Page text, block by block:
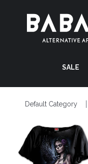
SALE
Default Category